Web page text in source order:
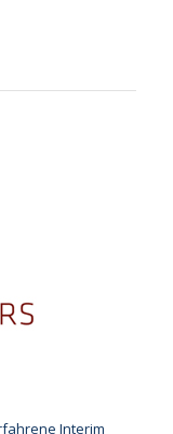
Interim